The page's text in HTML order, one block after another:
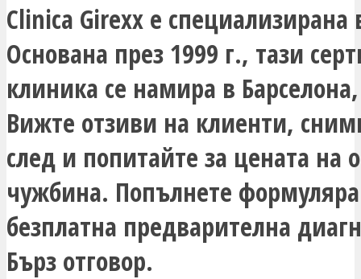
Clinica Girexx е специализирана
Основана през 1999 г., тази
клиника се намира в
Вижте отзиви на клиенти,
след и попитайте за цената на
чужбина. Попълнете
безплатна предварителна
Бърз отговор.